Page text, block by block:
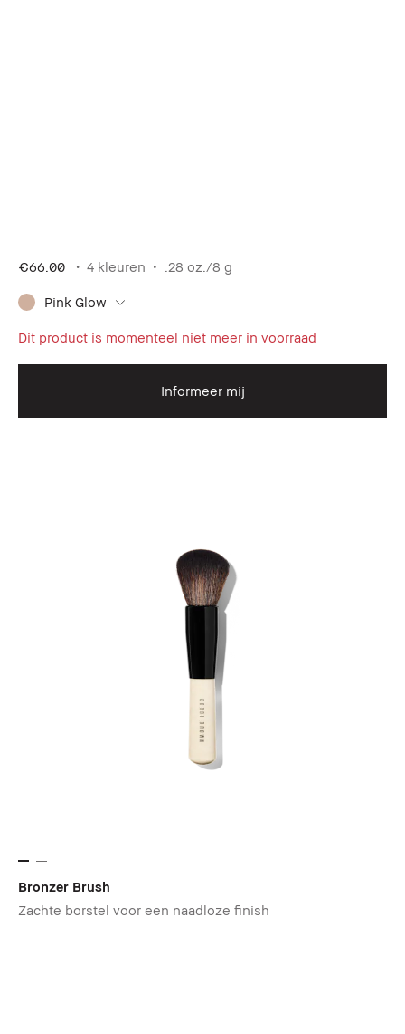
€66.00 4 kleuren .28 oz./8 g
Pink Glow
Dit product is momenteel niet meer in voorraad
Informeer mij
Bronzer Brush
Zachte borstel voor een naadloze finish